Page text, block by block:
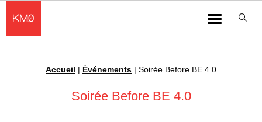
Menu
Fil d'Ariane :Accueil | Événements | Soirée Before BE 4.0
Soirée Before BE 4.0